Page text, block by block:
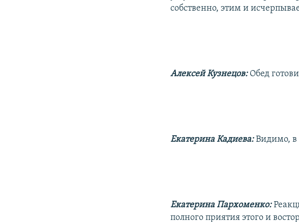
собственно, этим и
Алексей Кузнецов: Обед
Екатерина Кадиева:Видимо, в
Екатерина Пархоменко:
полного приятия этого и